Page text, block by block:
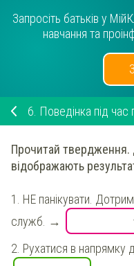
Запросіть батьків у
навчання та
6. Поведінка під час
Прочитай твердження.
відображають
1. НЕ панікувати.
служб. →
2. Рухатися в напрямку